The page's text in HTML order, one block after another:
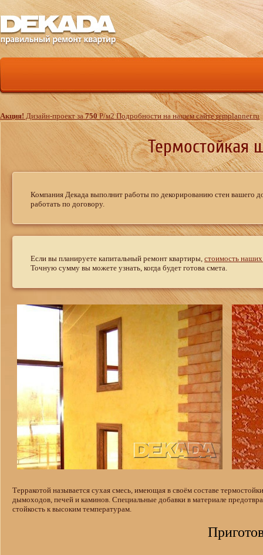
Акция! Дизайн-проект за750 Р/м2 Подробности на нашем сайте remplanner.ru
Термостойкая
Компания Декада выполнит работы по декорированию стен вашего
работать по договору.
Если вы планируете капитальный ремонт квартиры, стоимость наших
Точную сумму вы можете узнать, когда будет готова смета.
Терракотой называется сухая смесь, имеющая в своём составе
дымоходов, печей и каминов. Специальные добавки в материале
стойкость к высоким температурам.